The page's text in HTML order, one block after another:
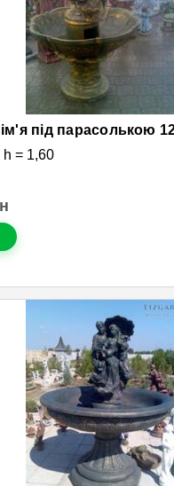
під парасолькою
h = 1,60